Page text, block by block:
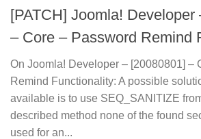
[PATCH] Joomla! Developer
– Core – Password Remind
On Joomla! Developer – [20080801] –
Remind Functionality: A possible
available is to use SEQ_SANITIZE
described method none of the found
used for an...